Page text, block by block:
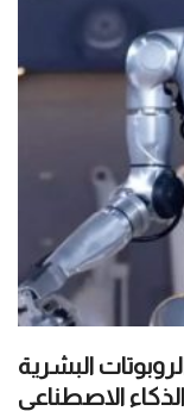
البشرية
الاصطناعي